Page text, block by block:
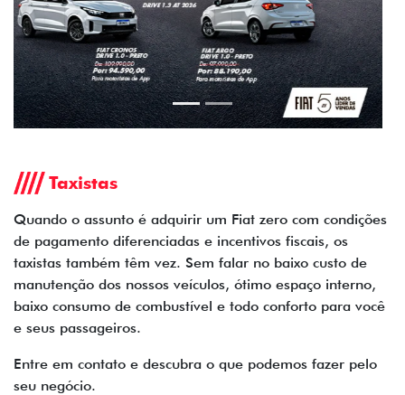
Taxistas
Quando o assunto é adquirir um Fiat zero com condições
de pagamento diferenciadas e incentivos fiscais, os
taxistas também têm vez. Sem falar no baixo custo de
manutenção dos nossos veículos, ótimo espaço interno,
baixo consumo de combustível e todo conforto para você
e seus passageiros.
Entre em contato e descubra o que podemos fazer pelo
seu negócio.